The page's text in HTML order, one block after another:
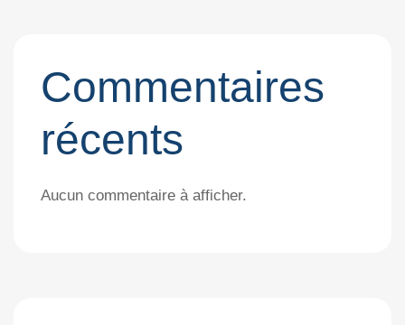
Commentaires
récents
Aucun commentaire à afficher.